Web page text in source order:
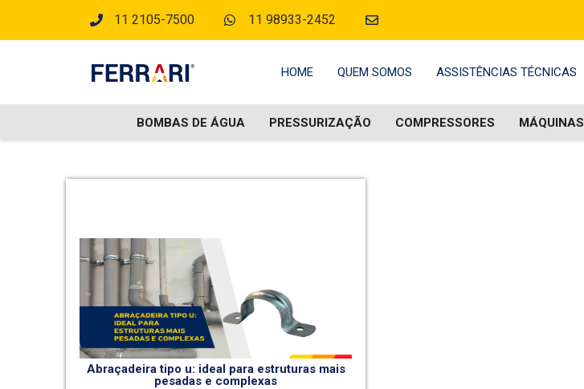
11 2105-7500 11 98933-2452
HOME QUEM SOMOS ASSISTÊNCIAS TÉCNICAS
BOMBAS DE ÁGUA PRESSURIZAÇÃO COMPRESSORES MÁQUINAS
Abraçadeira tipo u: ideal para estruturas mais
pesadas e complexas